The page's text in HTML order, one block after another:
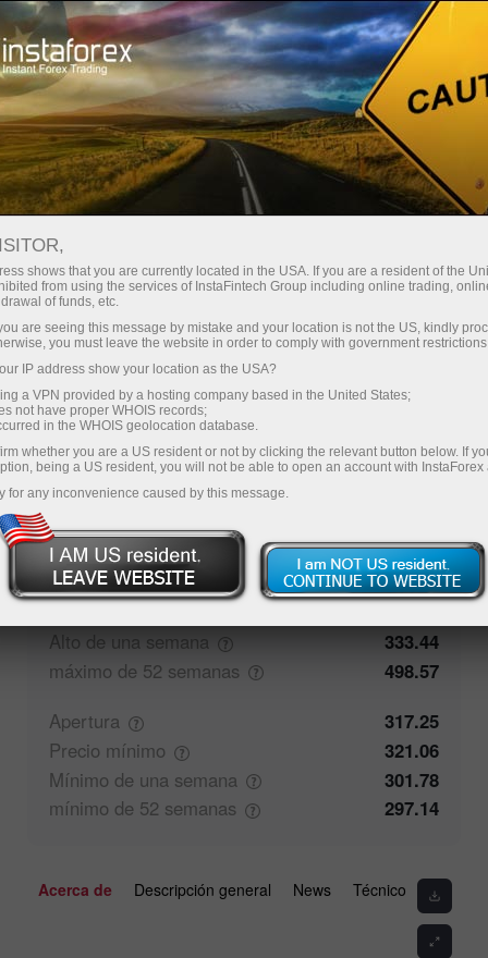
Para operadores
Condiciones comerciales
TSLA
328.79 (%) 07 Aug 2026 19:59
Comprar
328.79
328.29
Comentarios de los operadores
Cierre
321.05
Alto de una semana
333.44
máximo de 52 semanas
498.57
Apertura
317.25
Precio mínimo
321.06
Mínimo de una semana
301.78
mínimo de 52 semanas 297.14
Acerca de Descripción general News Técnico
shows that you are currently located in the USA. If you are a resident of the
from using the services of InstaFintech Group including online trading,
of funds, etc.
are seeing this message by mistake and your location is not the US, kindly
you must leave the website in order to comply with government
IP address show your location as the USA?
a VPN provided by a hosting company based in the United States;
not have proper WHOIS records;
in the WHOIS geolocation database.
whether you are a US resident or not by clicking the relevant button below. If
being a US resident, you will not be able to open an account with InstaForex
for any inconvenience caused by this message.